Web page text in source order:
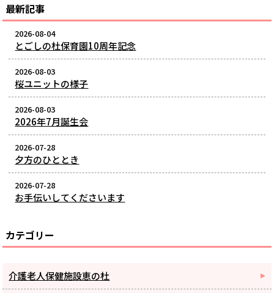
最新記事
2026-08-04
とごしの杜保育園10周年記念
2026-08-03
桜ユニットの様子
2026-08-03
2026年7月誕生会
2026-07-28
夕方のひととき
2026-07-28
お手伝いしてくださいます
カテゴリー
介護老人保健施設恵の杜